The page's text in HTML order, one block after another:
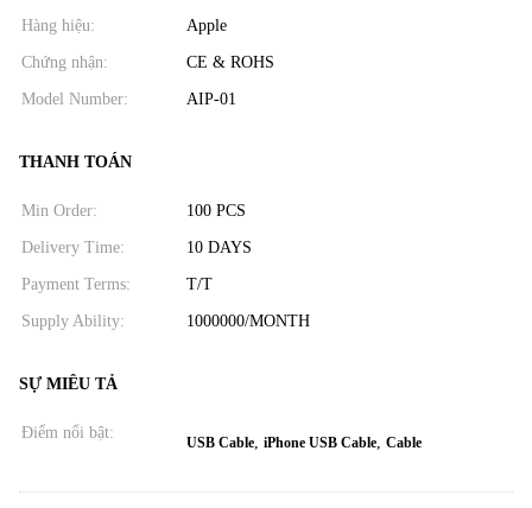
Hàng hiệu: Apple
Chứng nhận: CE & ROHS
Model Number: AIP-01
THANH TOÁN
Min Order: 100 PCS
Delivery Time: 10 DAYS
Payment Terms: T/T
Supply Ability: 1000000/MONTH
SỰ MIÊU TẢ
Điểm nổi bật:
USB Cable, iPhone USB Cable, Cable